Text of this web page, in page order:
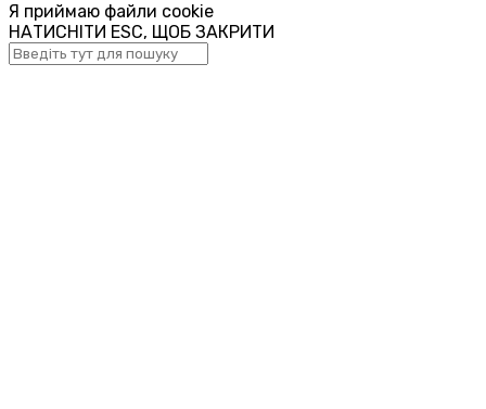
Я приймаю файли cookie
НАТИСНІТИ ESC, ЩОБ ЗАКРИТИ